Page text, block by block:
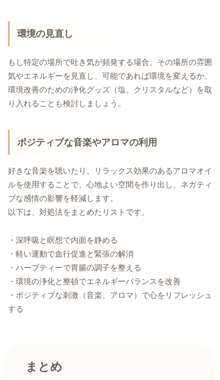
環境の見直し
もし特定の場所で吐き気が頻発する場合、その場所の雰囲
気やエネルギーを見直し、可能であれば環境を変えるか、
環境改善のための浄化グッズ（塩、クリスタルなど）を取
り入れることも検討しましょう。
ポジティブな音楽やアロマの利用
好きな音楽を聴いたり、リラックス効果のあるアロマオイ
ルを使用することで、心地よい空間を作り出し、ネガティ
ブな感情の影響を軽減します。
以下は、対処法をまとめたリストです。
・深呼吸と瞑想で内面を静める
・軽い運動で血行促進と緊張の解消
・ハーブティーで胃腸の調子を整える
・環境の浄化と整頓でエネルギーバランスを改善
・ポジティブな刺激（音楽、アロマ）で心をリフレッシュ
する
まとめ